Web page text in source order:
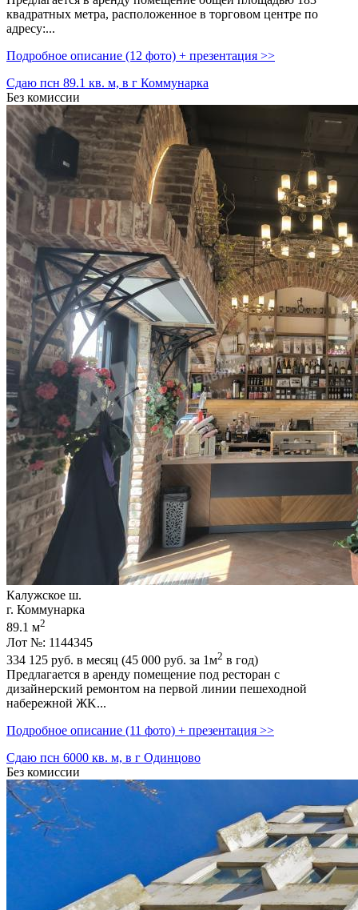
квадратных метра,­ расположенное в торговом центре по
адресу:...
Подробное описание (12 фото) + презентация >>
Сдаю псн 89.1 кв. м, в г Коммунарка
Без комиссии
Калужское ш.
г. Коммунарка
89.1 м2
Лот №: 1144345
334 125 руб. в месяц (45 000 руб. за 1м2 в год)
Предлагается в аренду помещение под ресторан с
дизайнерский ремонтом на первой линии пешеходной
набережной ЖK...
Подробное описание (11 фото) + презентация >>
Сдаю псн 6000 кв. м, в г Одинцово
Без комиссии